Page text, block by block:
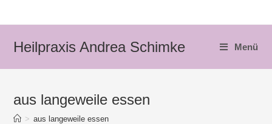
Heilpraxis Andrea Schimke Menü
aus langeweile essen
> aus langeweile essen